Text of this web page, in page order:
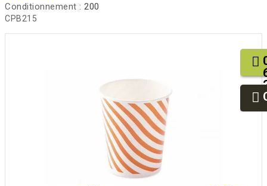
Conditionnement : 200
CPB215